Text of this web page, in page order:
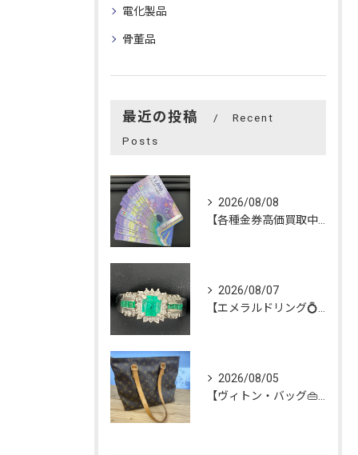
電化製品
骨董品
最近の投稿
Recent
Posts
2026/08/08
2026/08/07
2026/08/05